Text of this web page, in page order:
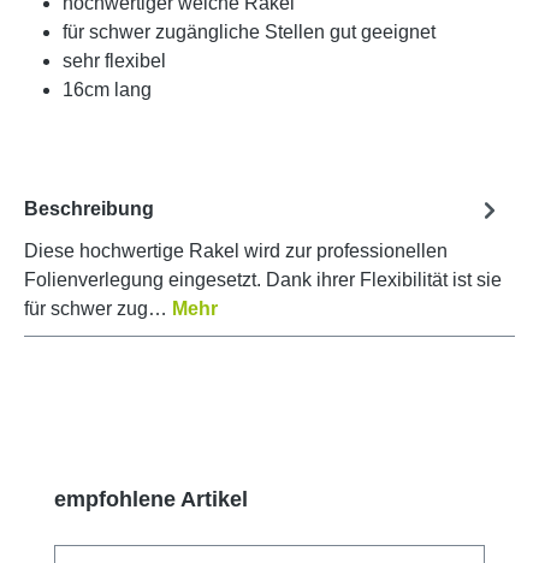
für schwer zugängliche Stellen gut geeignet
sehr flexibel
16cm lang
Beschreibung
Diese hochwertige Rakel wird zur professionellen
Folienverlegung eingesetzt. Dank ihrer Flexibilität ist sie
für schwer zug… Mehr
Produktgalerie überspringen
empfohlene Artikel